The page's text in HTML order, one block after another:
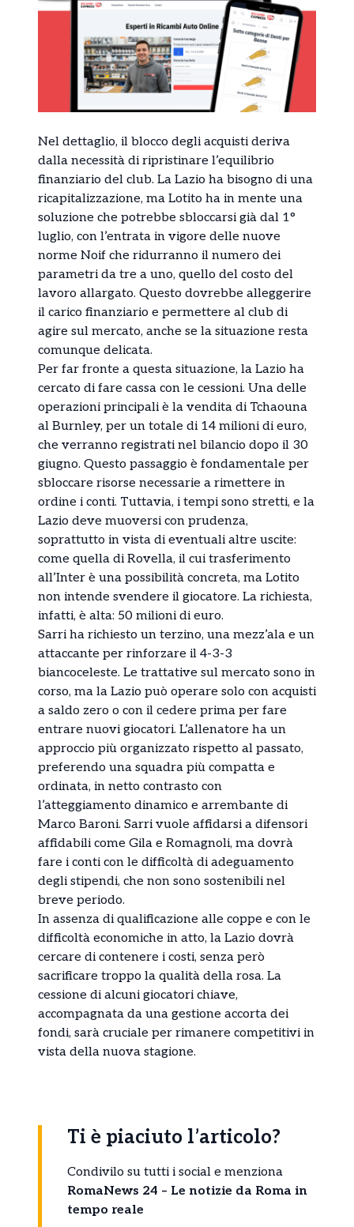
Nel dettaglio, il blocco degli acquisti deriva
dalla necessità di ripristinare l’equilibrio
finanziario del club. La Lazio ha bisogno di una
ricapitalizzazione, ma Lotito ha in mente una
soluzione che potrebbe sbloccarsi già dal 1°
luglio, con l’entrata in vigore delle nuove
norme Noif che ridurranno il numero dei
parametri da tre a uno, quello del costo del
lavoro allargato. Questo dovrebbe alleggerire
il carico finanziario e permettere al club di
agire sul mercato, anche se la situazione resta
comunque delicata.
Per far fronte a questa situazione, la Lazio ha
cercato di fare cassa con le cessioni. Una delle
operazioni principali è la vendita di Tchaouna
al Burnley, per un totale di 14 milioni di euro,
che verranno registrati nel bilancio dopo il 30
giugno. Questo passaggio è fondamentale per
sbloccare risorse necessarie a rimettere in
ordine i conti. Tuttavia, i tempi sono stretti, e la
Lazio deve muoversi con prudenza,
soprattutto in vista di eventuali altre uscite:
come quella di Rovella, il cui trasferimento
all’Inter è una possibilità concreta, ma Lotito
non intende svendere il giocatore. La richiesta,
infatti, è alta: 50 milioni di euro.
Sarri ha richiesto un terzino, una mezz’ala e un
attaccante per rinforzare il 4-3-3
biancoceleste. Le trattative sul mercato sono in
corso, ma la Lazio può operare solo con acquisti
a saldo zero o con il cedere prima per fare
entrare nuovi giocatori. L’allenatore ha un
approccio più organizzato rispetto al passato,
preferendo una squadra più compatta e
ordinata, in netto contrasto con
l’atteggiamento dinamico e arrembante di
Marco Baroni. Sarri vuole affidarsi a difensori
affidabili come Gila e Romagnoli, ma dovrà
fare i conti con le difficoltà di adeguamento
degli stipendi, che non sono sostenibili nel
breve periodo.
In assenza di qualificazione alle coppe e con le
difficoltà economiche in atto, la Lazio dovrà
cercare di contenere i costi, senza però
sacrificare troppo la qualità della rosa. La
cessione di alcuni giocatori chiave,
accompagnata da una gestione accorta dei
fondi, sarà cruciale per rimanere competitivi in
vista della nuova stagione.
Ti è piaciuto l’articolo?
Condivilo su tutti i social e menziona
RomaNews 24 – Le notizie da Roma in
tempo reale